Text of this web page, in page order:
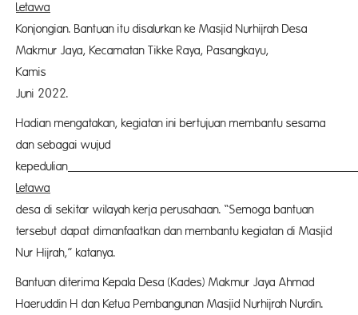
Letawa
Konjongian. Bantuan itu disalurkan ke Masjid Nurhijrah Desa
Makmur Jaya, Kecamatan Tikke Raya, Pasangkayu,
Kamis
Juni 2022.
Hadian mengatakan, kegiatan ini bertujuan membantu sesama
dan sebagai wujud
kepedulian
Letawa
desa di sekitar wilayah kerja perusahaan. “Semoga bantuan
tersebut dapat dimanfaatkan dan membantu kegiatan di Masjid
Nur Hijrah,” katanya.
Bantuan diterima Kepala Desa (Kades) Makmur Jaya Ahmad
Haeruddin H dan Ketua Pembangunan Masjid Nurhijrah Nurdin.